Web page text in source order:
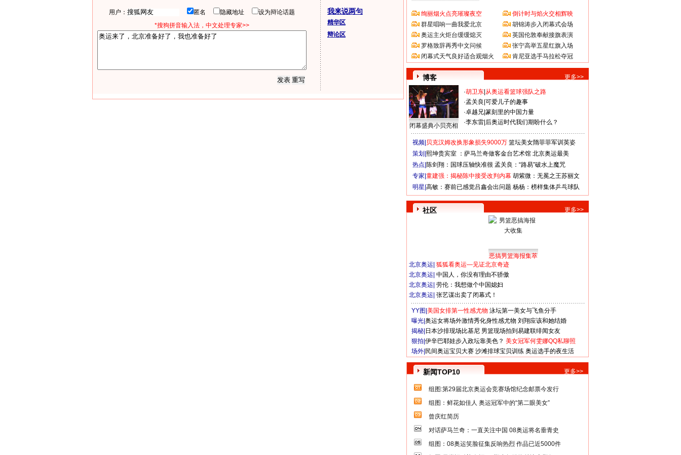
用户： 匿名 隐藏地址
设为辩论话题
*搜狗拼音输入法，中文处理专家>>
我来说两句
精华区
辩论区
绚丽烟火点亮璀璨夜空
群星唱响一曲我爱北京
奥运主火炬台缓缓熄灭
罗格致辞再秀中文问候
闭幕式天气良好适合观烟火
倒计时与焰火交相辉映
胡锦涛步入闭幕式会场
英国伦敦奉献接旗表演
张宁高举五星红旗入场
肯尼亚选手马拉松夺冠
博客 更多>>
闭幕盛典小贝亮相
·胡卫东 从奥运看篮球强队之路
·孟关良 可爱儿子的趣事
·卓越兄 篆刻里的中国力量
·李东雷 后奥运时代我们期盼什么？
视频| 贝克汉姆改换形象损失9000万 篮坛美女隋菲菲军训英姿
策划| 熙坤贵宾室 ：萨马兰奇做客金台艺术馆 北京奥运最美
热点| 陈剑翔：国球压轴快准很 孟关良：“路易”破水上魔咒
专家| 童建强：揭秘陈中接受改判内幕 胡紫微：无冕之王苏丽文
明星| 高敏：赛前已感觉吕鑫会出问题 杨杨：榜样集体乒乓球队
社区 更多>>
恶搞男篮海报集萃
北京奥运 狐狐看奥运—见证北京奇迹
北京奥运 中国人，你没有理由不骄傲
北京奥运 劳伦：我想做个中国媳妇
北京奥运 张艺谋出卖了闭幕式！
YY图| 美国女排第一性感尤物 泳坛第一美女与飞鱼分手
曝光| 奥运女将场外激情秀化身性感尤物 刘翔应该和她结婚
揭秘| 日本沙排现场比基尼 男篮现场拍到易建联绯闻女友
狠拍| 伊辛巴耶娃步入政坛靠美色？ 美女冠军何雯娜QQ私聊照
场外| 民间奥运宝贝大赛 沙滩排球宝贝训练 奥运选手的夜生活
新闻TOP10 更多>>
组图:第29届北京奥运会竞赛场馆纪念邮票今发行
组图：鲜花如佳人 奥运冠军中的“第二眼美女”
曾庆红简历
对话萨马兰奇：一直关注中国 08奥运将名垂青史
组图：08奥运笑脸征集反响热烈 作品已近5000件